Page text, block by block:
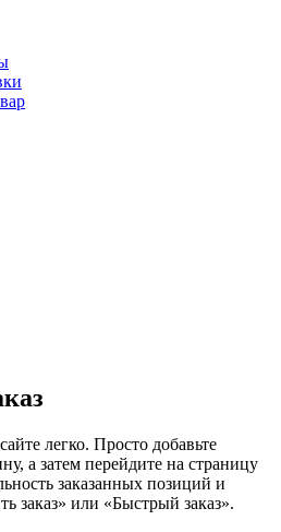
легко. Просто добавьте
а затем перейдите на страницу
заказанных позиций и
заказ» или «Быстрый заказ».